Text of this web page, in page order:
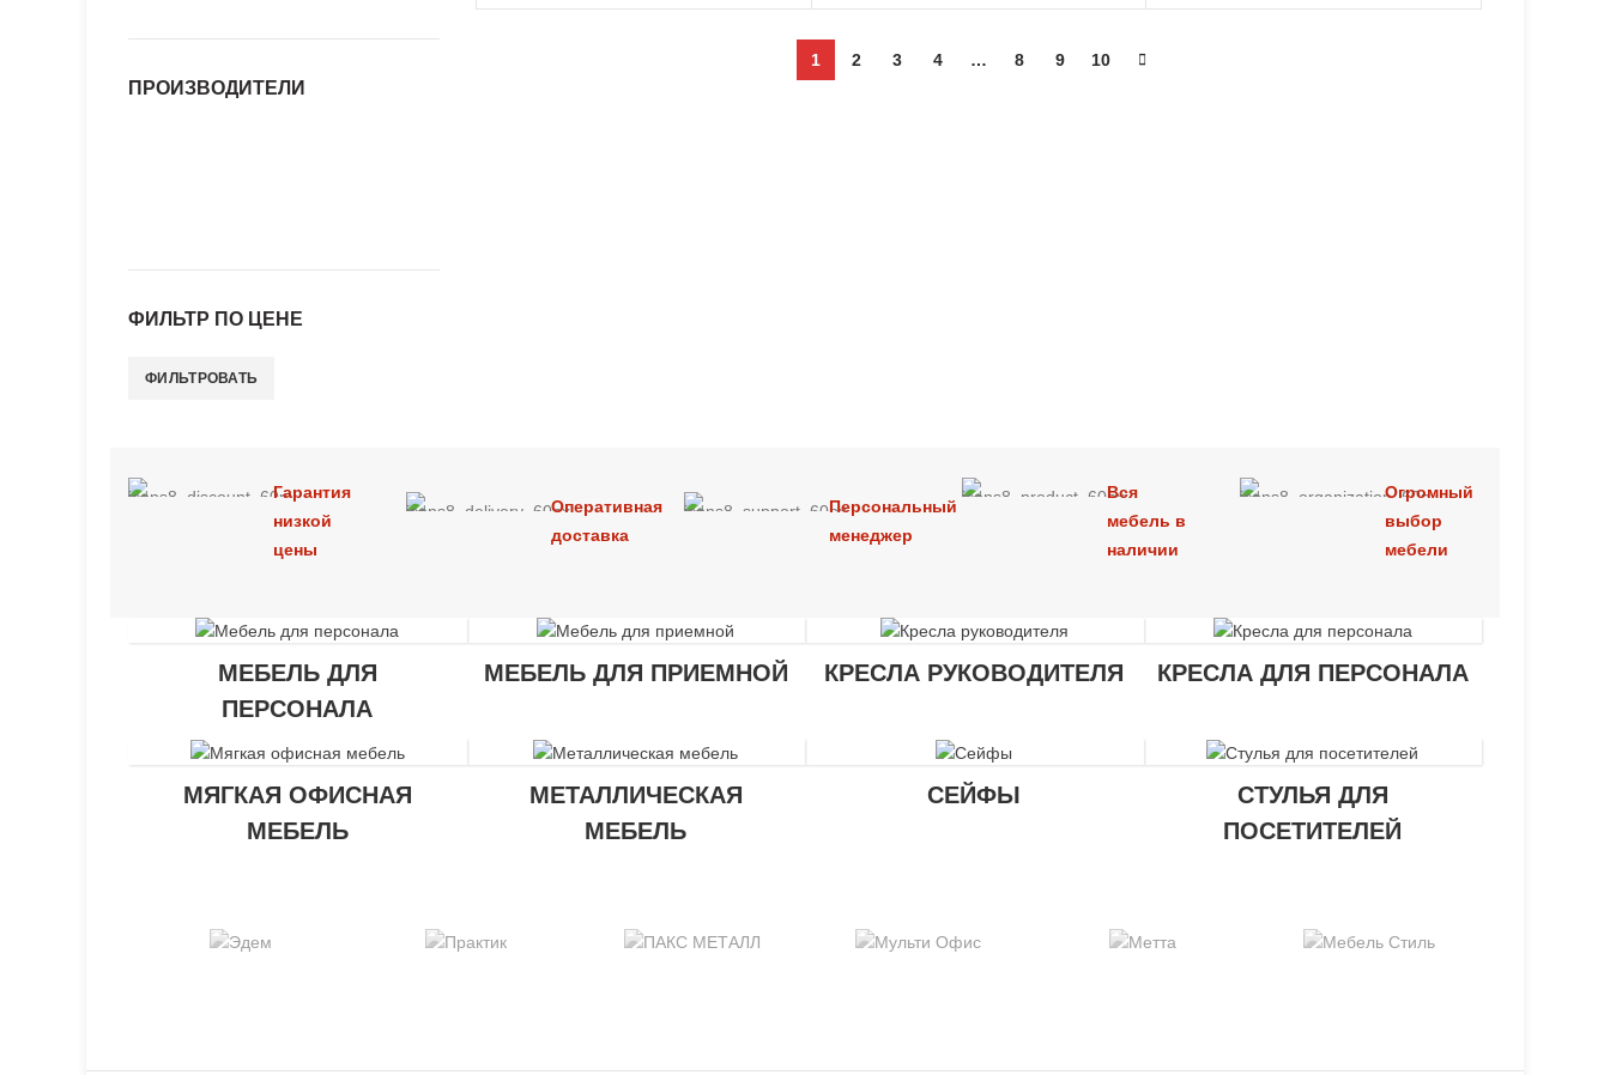
1 2 3 4 … 8 9 10
ПРОИЗВОДИТЕЛИ
ФИЛЬТР ПО ЦЕНЕ
ФИЛЬТРОВАТЬ
Гарантия
низкой
цены
Оперативная
доставка
Персональный
менеджер
Вся
мебель в
наличии
Огромный
выбор
мебели
МЕБЕЛЬ ДЛЯ
ПЕРСОНАЛА
МЕБЕЛЬ ДЛЯ ПРИЕМНОЙ КРЕСЛА РУКОВОДИТЕЛЯ КРЕСЛА ДЛЯ ПЕРСОНАЛА
МЯГКАЯ ОФИСНАЯ
МЕБЕЛЬ
МЕТАЛЛИЧЕСКАЯ
МЕБЕЛЬ
СЕЙФЫ
СТУЛЬЯ ДЛЯ
ПОСЕТИТЕЛЕЙ